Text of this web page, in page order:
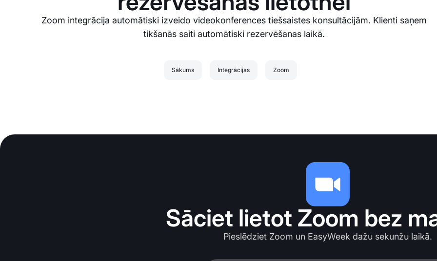
Zoom integrācija automātiski izveido videokonferences tiešsaistes konsultācijām. Klienti saņem
tikšanās saiti automātiski rezervēšanas laikā.
Sākums Integrācijas Zoom
Sāciet lietot Zoom bez
Pieslēdziet Zoom un EasyWeek dažu sekunžu laikā.